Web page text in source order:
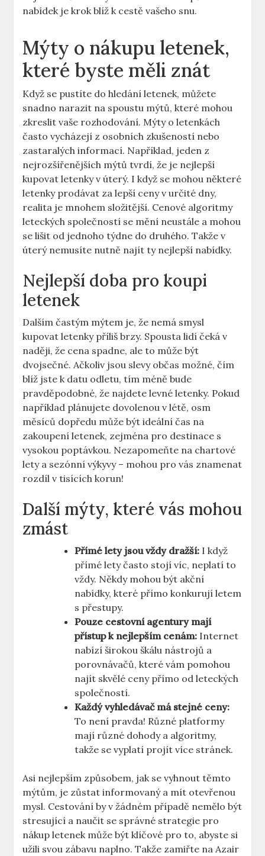
nabídek je krok blíž k cestě vašeho snu.
Mýty o nákupu letenek,
které byste měli znát
Když se pustíte do hledání letenek, můžete
snadno narazit na spoustu mýtů, které mohou
zkreslit vaše rozhodování. Mýty o letenkách
často vycházejí z osobních zkušeností nebo
zastaralých informací. Například, jeden z
nejrozšířenějších mýtů tvrdí, že je nejlepší
kupovat letenky v úterý. I když se mohou některé
letenky prodávat za lepší ceny v určité dny,
realita je mnohem složitější. Cenové algoritmy
leteckých společností se mění neustále a mohou
se lišit od jednoho týdne do druhého. Takže v
úterý nemusíte nutně najít ty nejlepší nabídky.
Nejlepší doba pro koupi
letenek
Dalším častým mýtem je, že nemá smysl
kupovat letenky příliš brzy. Spousta lidí čeká v
naději, že cena spadne, ale to může být
dvojsečné. Ačkoliv jsou slevy občas možné, čím
blíž jste k datu odletu, tím méně bude
pravděpodobné, že najdete levné letenky. Pokud
například plánujete dovolenou v létě, osm
měsíců dopředu může být ideální čas na
zakoupení letenek, zejména pro destinace s
vysokou poptávkou. Nezapomeňte na chartové
lety a sezónní výkyvy – mohou pro vás znamenat
rozdíl v tisících korun!
Další mýty, které vás mohou
zmást
Přímé lety jsou vždy dražší: I když
přímé lety často stojí víc, neplatí to
vždy. Někdy mohou být akční
nabídky, které přímo konkurují letem
s přestupy.
Pouze cestovní agentury mají
přístup k nejlepším cenám: Internet
nabízí širokou škálu nástrojů a
porovnávačů, které vám pomohou
najít skvělé ceny přímo od leteckých
společností.
Každý vyhledávač má stejné ceny:
To není pravda! Různé platformy
mají různé dohody a algoritmy,
takže se vyplatí projít více stránek.
Asi nejlepším způsobem, jak se vyhnout těmto
mýtům, je zůstat informovaný a mít otevřenou
mysl. Cestování by v žádném případě nemělo být
stresující a naučit se správné strategie pro
nákup letenek může být klíčové pro to, abyste si
užili svou zábavu naplno. Takže zamiřte na Azair